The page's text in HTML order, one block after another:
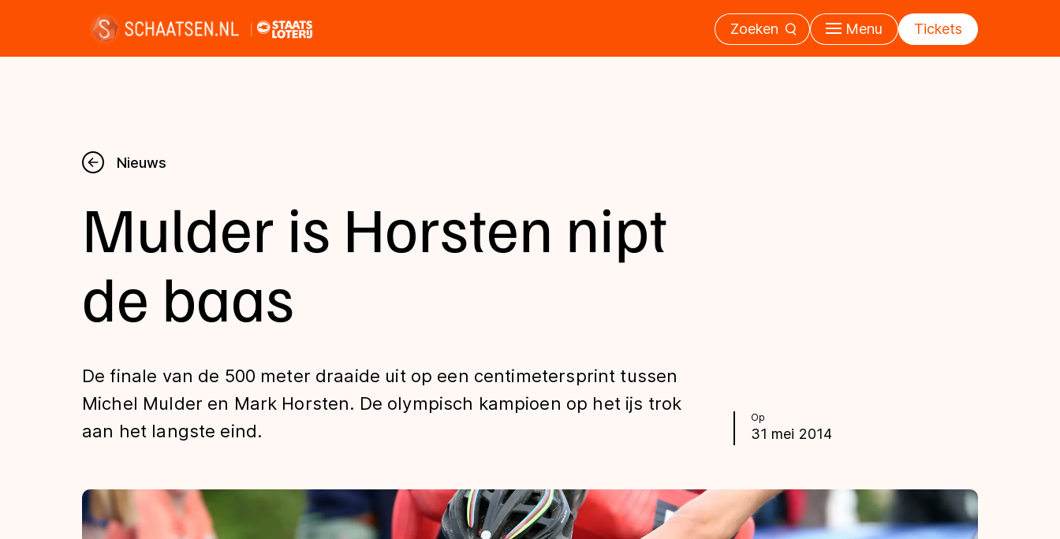
Zoeken Menu Tickets
Nieuws
Kalender
Disciplines
Uitslagen
Tijden & historie
De weg op
Schaatsfans
Nieuws
Op
31 mei 2014
Mulder is Horsten nipt
de baas
De finale van de 500 meter draaide uit op een centimetersprint tussen
Michel Mulder en Mark Horsten. De olympisch kampioen op het ijs trok
aan het langste eind.